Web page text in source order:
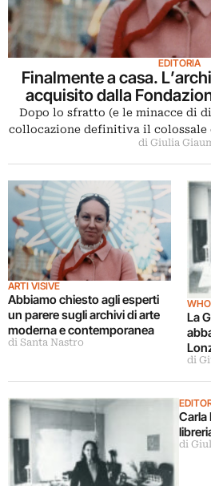
EDITORIA
Finalmente a casa.
acquisito dalla
Dopo lo sfratto (e le minacce di
collocazione definitiva il
di Giulia
ARTI VISIVE
Abbiamo chiesto agli esperti
un parere sugli archivi di arte
moderna e contemporanea
di Santa Nastro
La
parti
di
Carla
di